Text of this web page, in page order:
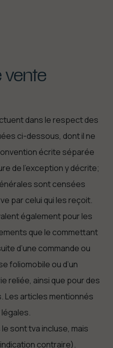
vente
dans le respect des
ci-dessous, dont il ne
écrite séparée
de l’exception y décrite;
sont censées
par celui qui les reçoit.
également pour les
que le commettant
d’une commande ou
foliomobile ou d’un
reliée, ainsi que pour des
Les articles mentionnés
sont tva incluse, mais
contraire).